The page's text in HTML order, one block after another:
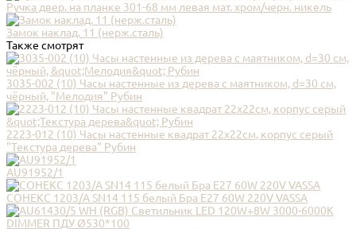
Ручка двер. на планке 301-68 мм левая мат. хром/черн. никель
Замок наклад. 11 (нерж.сталь)
Также смотрят
3035-002 (10) Часы настенные из дерева с маятником, d=30 см,
чёрный, "Мелодия" Рубин
2223-012 (10) Часы настенные квадрат 22х22см, корпус серый
"Текстура дерева" Рубин
AU91952/1
СОНЕКС 1203/A SN14 115 белый Бра E27 60W 220V VASSA